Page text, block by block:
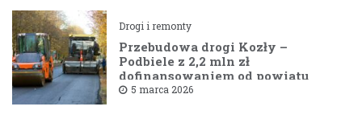
Drogi i remonty
Przebudowa drogi Kozły –
Podbiele z 2,2 mln zł
dofinansowaniem od powiatu
bielskiego
5 marca 2026